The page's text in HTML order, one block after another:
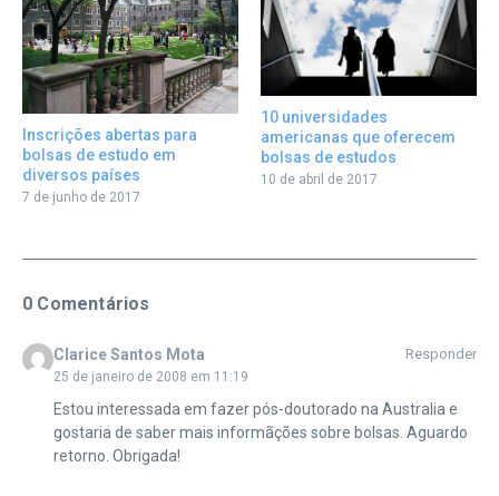
Inscrições abertas para
bolsas de estudo em
diversos países
7 de junho de 2017
10 universidades
americanas que oferecem
bolsas de estudos
10 de abril de 2017
0 Comentários
Clarice Santos Mota
25 de janeiro de 2008 em 11:19
Responder
Estou interessada em fazer pós-doutorado na Australia e
gostaria de saber mais informãções sobre bolsas. Aguardo
retorno. Obrigada!